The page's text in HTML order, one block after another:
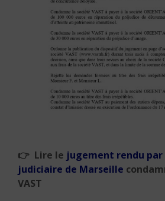
👉 Lire le jugement rendu
judiciaire de Marseille
VAST